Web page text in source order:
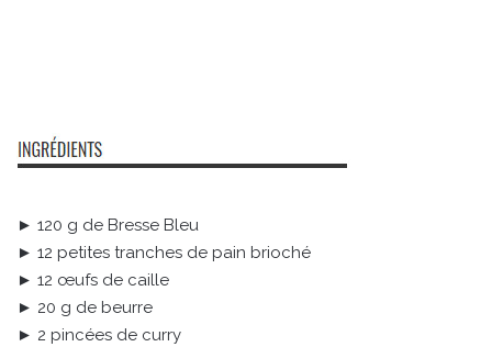
► 120 g de Bresse Bleu
► 12 petites tranches de pain brioché
► 12 œufs de caille
► 20 g de beurre
► 2 pincées de curry